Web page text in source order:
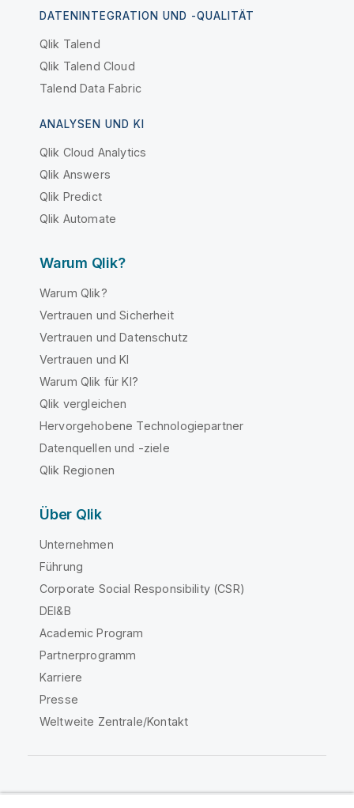
DATENINTEGRATION UND -QUALITÄT
Qlik Talend
Qlik Talend Cloud
Talend Data Fabric
ANALYSEN UND KI
Qlik Cloud Analytics
Qlik Answers
Qlik Predict
Qlik Automate
Warum Qlik?
Warum Qlik?
Vertrauen und Sicherheit
Vertrauen und Datenschutz
Vertrauen und KI
Warum Qlik für KI?
Qlik vergleichen
Hervorgehobene Technologiepartner
Datenquellen und -ziele
Qlik Regionen
Über Qlik
Unternehmen
Führung
Corporate Social Responsibility (CSR)
DEI&B
Academic Program
Partnerprogramm
Karriere
Presse
Weltweite Zentrale/Kontakt